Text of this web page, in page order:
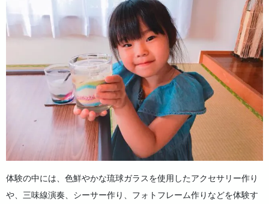
体験の中には、色鮮やかな琉球ガラスを使用したアクセサリー作り
や、三味線演奏、シーサー作り、フォトフレーム作りなどを体験す